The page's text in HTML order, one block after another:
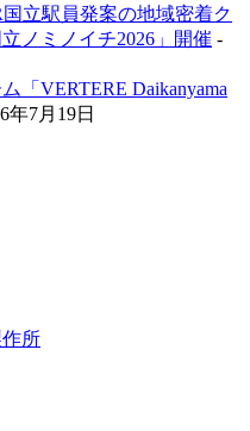
国立駅員発案の地域密着ク
ノミノイチ2026」開催 -
「VERTERE Daikanyama
年7月19日